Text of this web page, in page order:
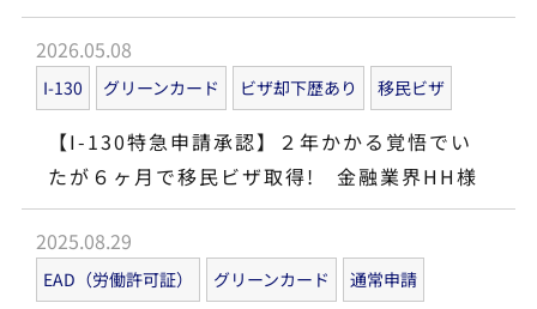
2026.05.08
I-130 グリーンカード ビザ却下歴あり 移民ビザ
【I-130特急申請承認】２年かかる覚悟でい
たが６ヶ月で移民ビザ取得! 金融業界HH様
2025.08.29
EAD（労働許可証） グリーンカード 通常申請